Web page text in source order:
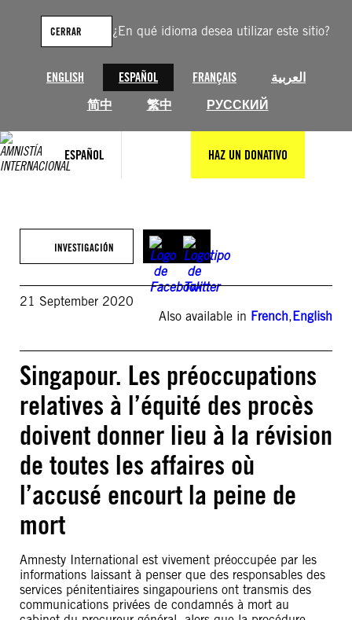
¿En qué idioma desea utilizar este sitio?
ENGLISH ESPAÑOL FRANÇAIS
العربية
简中
繁中 РУССКИЙ
CERRAR
ESPAÑOL HAZ UN DONATIVO
contenido
INVESTIGACIÓN
21 September 2020
Also available in French,English
Singapour. Les préoccupations
relatives à l’équité des procès
doivent donner lieu à la révision
de toutes les affaires où
l’accusé encourt la peine de
mort
Amnesty International est vivement préoccupée par les
informations laissant à penser que des responsables des
services pénitentiaires singapouriens ont transmis des
communications privées de condamnés à mort au